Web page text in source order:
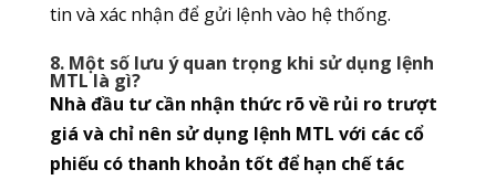
tin và xác nhận để gửi lệnh vào hệ thống.
8. Một số lưu ý quan trọng khi sử dụng lệnh
MTL là gì?
Nhà đầu tư cần nhận thức rõ về rủi ro trượt
giá và chỉ nên sử dụng lệnh MTL với các cổ
phiếu có thanh khoản tốt để hạn chế tác